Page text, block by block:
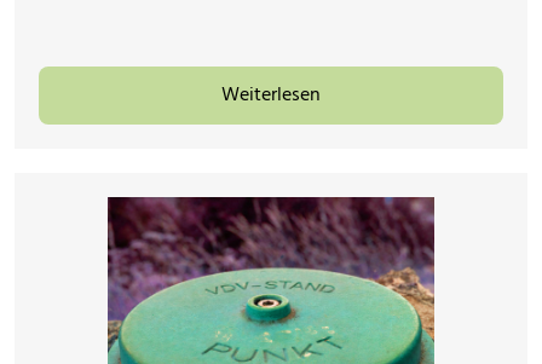
Weiterlesen